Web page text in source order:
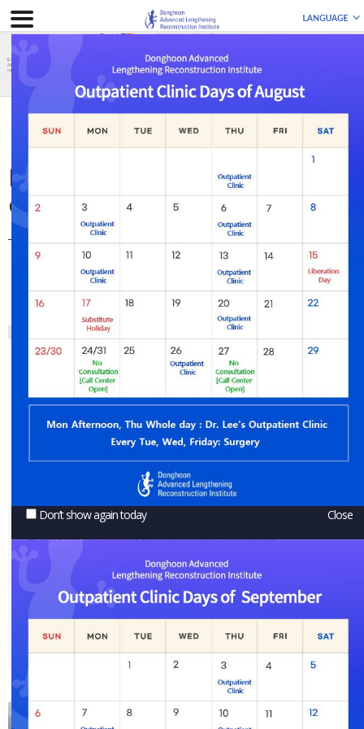
Don’t show again today Close
Кости не срастаются
Кости не срастаются (ложный
сустав)
Nonunion or Bone defect
Dong Hoon Lee
Ложный сустав или
дефект кости
При удлинении кости формируется новая кость
нужной длины. Если в процессе новая кость в месте
удлинения правильно не сформировалась и не
срослась (ложный сустав), или отсутствует части
кости, возникает дефект кости.
В том числе при косметической коррекции
искривления ног или лечении артрита после
изменения формы ноги идет процесс сращения
костей. Если по прошествии необходимого срока
кости так и не срослись говорят о таком нарушении
как ложный сустав.